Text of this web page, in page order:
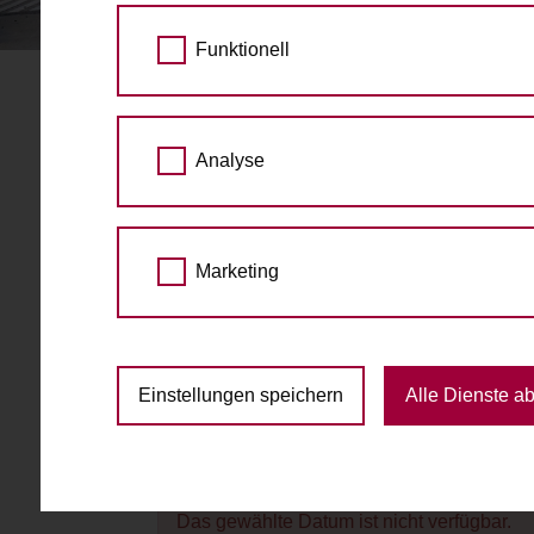
STARTSEITE BUCHUNGSANFRAGE
Buchungsanfrage
Gewähltes Grätzlrad:Rooming Inn.
Gumpendorfer Straße
zu den Raddetails
Datum
Das gewählte Datum ist nicht verfügbar.
Funktionell
Analyse
Marketing
Einstellungen speichern Alle Dienste